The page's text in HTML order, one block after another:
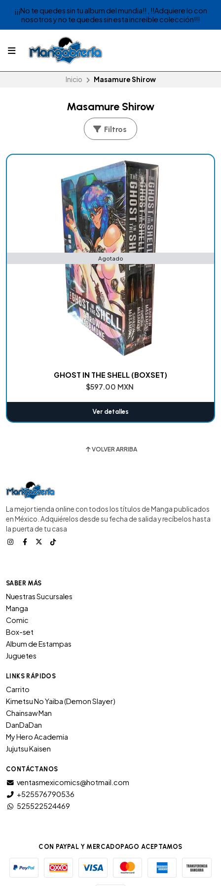
¡¡¡No te quedes sin tu album del mundia!! , !!Adquiere lo con
nosotros y no te quedes sin esta increible colección!!!
Inicio Masamure Shirow
Masamure Shirow
Filtros
Agotado
GHOST IN THE SHELL (BOXSET)
$597.00 MXN
Ver detalles
VOLVER ARRIBA
La mejor tienda online con todos los títulos de Manga publicados
en México. Adquiérelos desde su fecha de salida y recíbelos hasta
la puerta de tu casa
SABER MÁS
Nuestras Sucursales
Manga
Comic
Box-set
Album de Estampas
Juguetes
LINKS RÁPIDOS
Carrito
Kimetsu No Yaiba (Demon Slayer)
Chainsaw Man
DanDaDan
My Hero Academia
Jujutsu Kaisen
CONTÁCTANOS
ventasmexicomics@hotmail.com
+525576790536
525522524469
CON PAYPAL Y MERCADOPAGO ACEPTAMOS